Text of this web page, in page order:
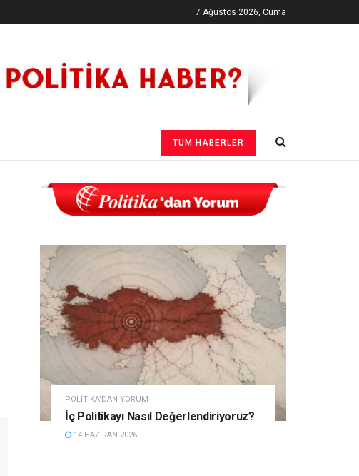
7 Ağustos 2026, Cuma
TÜM HABERLER
POLITIKA'DAN YORUM
İç Politikayı Nasıl Değerlendiriyoruz?
14 HAZIRAN 2026